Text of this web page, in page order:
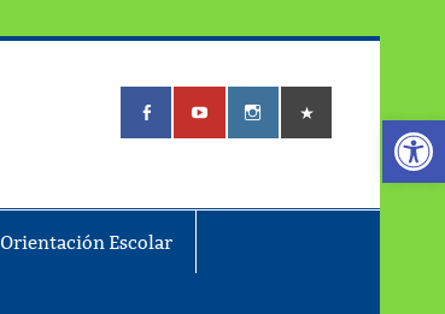
Abrir
Orientación Escolar